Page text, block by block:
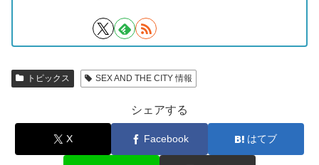
トピックス SEX AND THE CITY 情報
シェアする
X Facebook はてブ